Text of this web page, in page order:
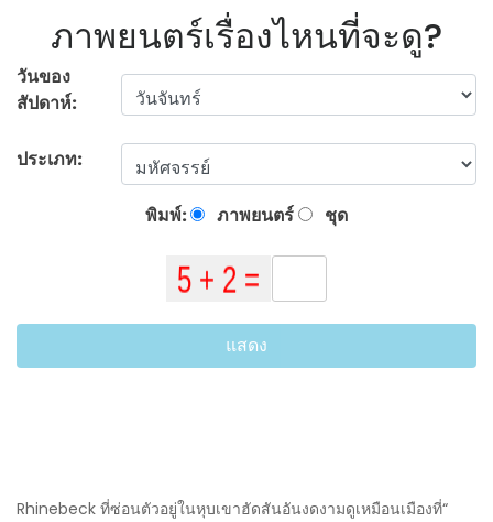
ภาพยนตร์เรื่องไหนที่จะดู?
วันของ
สัปดาห์:
ประเภท:
พิมพ์: ภาพยนตร์ ชุด
แสดง
Rhinebeck ที่ซ่อนตัวอยู่ในหุบเขาฮัดสันอันงดงามดูเหมือนเมืองที่“